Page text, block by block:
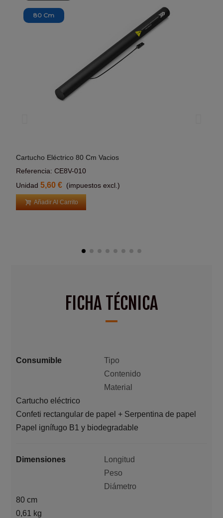
80 Cm
Añadir Al Carrito
Cartucho Eléctrico 80 Cm Vacios
Referencia: CE8V-010
Unidad 5,60 € (impuestos excl.)
Añadir Al Carrito
FICHA TÉCNICA
Consumible
Tipo
Contenido
Material
Cartucho eléctrico
Confeti rectangular de papel + Serpentina de papel
Papel ignífugo B1 y biodegradable
Dimensiones
Longitud
Peso
Diámetro
80 cm
0,61 kg